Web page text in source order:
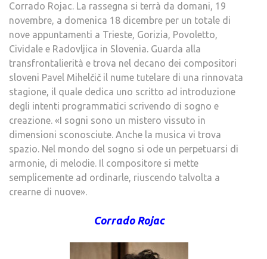
Corrado Rojac. La rassegna si terrà da domani, 19
novembre, a domenica 18 dicembre per un totale di
nove appuntamenti a Trieste, Gorizia, Povoletto,
Cividale e Radovljica in Slovenia. Guarda alla
transfrontalierità e trova nel decano dei compositori
sloveni Pavel Mihelčič il nume tutelare di una rinnovata
stagione, il quale dedica uno scritto ad introduzione
degli intenti programmatici scrivendo di sogno e
creazione. «I sogni sono un mistero vissuto in
dimensioni sconosciute. Anche la musica vi trova
spazio. Nel mondo del sogno si ode un perpetuarsi di
armonie, di melodie. Il compositore si mette
semplicemente ad ordinarle, riuscendo talvolta a
crearne di nuove».
Corrado Rojac